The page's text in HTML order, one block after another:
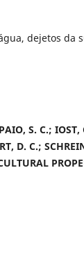
dejetos da
S. C.;
D. C.;